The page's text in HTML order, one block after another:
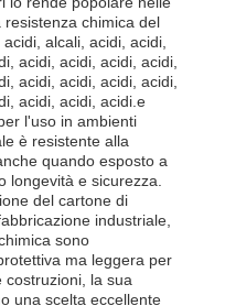
chimica del
alcali, acidi, acidi,
acidi, acidi, acidi, acidi,
acidi, acidi, acidi, acidi,
acidi, acidi, acidi.e
l'uso in ambienti
è resistente alla
quando esposto a
longevità e sicurezza.
del cartone di
industriale,
sono
ma leggera per
costruzioni, la sua
una scelta eccellente